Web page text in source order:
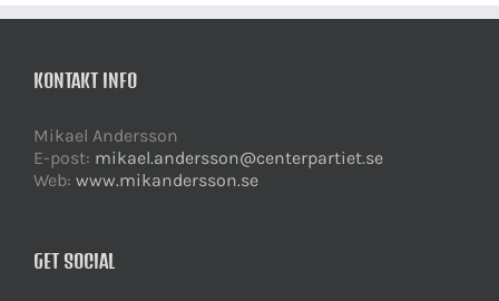
KONTAKT INFO
Mikael Andersson
E-post: mikael.andersson@centerpartiet.se
Web: www.mikandersson.se
GET SOCIAL